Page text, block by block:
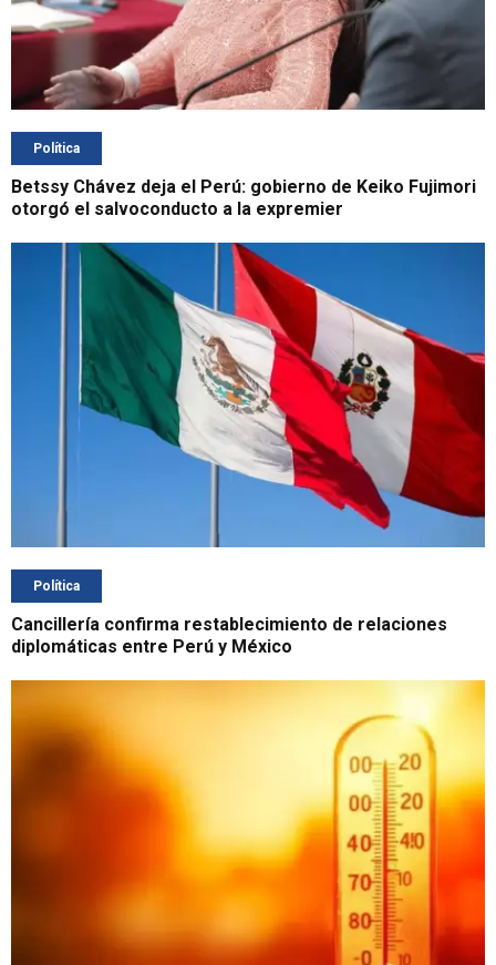
Política
Betssy Chávez deja el Perú: gobierno de Keiko Fujimori
otorgó el salvoconducto a la expremier
Política
Cancillería confirma restablecimiento de relaciones
diplomáticas entre Perú y México